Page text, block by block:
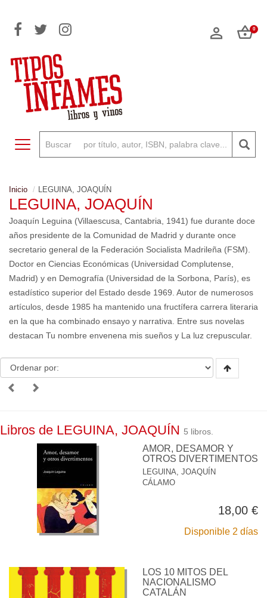
0
Toggle navigation
Inicio LEGUINA, JOAQUÍN
LEGUINA, JOAQUÍN
Joaquín Leguina (Villaescusa, Cantabria, 1941) fue durante doce
años presidente de la Comunidad de Madrid y durante once
secretario general de la Federación Socialista Madrileña (FSM).
Doctor en Ciencias Económicas (Universidad Complutense,
Madrid) y en Demografía (Universidad de la Sorbona, París), es
estadístico superior del Estado desde 1969. Autor de numerosos
artículos, desde 1985 ha mantenido una fructífera carrera literaria
en la que ha combinado ensayo y narrativa. Entre sus novelas
destacan Tu nombre envenena mis sueños y La luz crepuscular.
Libros de LEGUINA, JOAQUÍN 5 libros.
AMOR, DESAMOR Y
OTROS DIVERTIMENTOS
LEGUINA, JOAQUÍN
CÁLAMO
18,00 €
Disponible 2 días
LOS 10 MITOS DEL
NACIONALISMO
CATALÁN